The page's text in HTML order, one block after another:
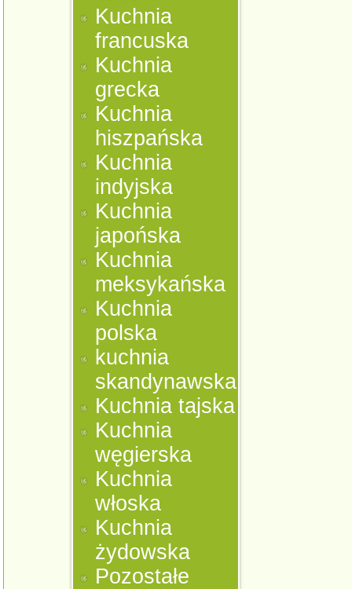
Kuchnia
francuska
Kuchnia
grecka
Kuchnia
hiszpańska
Kuchnia
indyjska
Kuchnia
japońska
Kuchnia
meksykańska
Kuchnia
polska
kuchnia
skandynawska
Kuchnia tajska
Kuchnia
węgierska
Kuchnia
włoska
Kuchnia
żydowska
Pozostałe